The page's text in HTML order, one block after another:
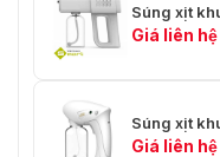
Súng xịt
Giá liên hệ
Súng xịt
Giá liên hệ